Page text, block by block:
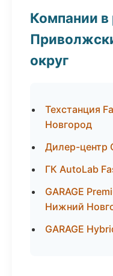
Компании в
округ
Техстанция
Новгород
Дилер-центр
ГК AutoLab
GARAGE
Нижний
GARAGE